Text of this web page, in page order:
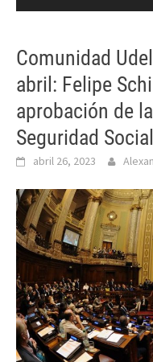
Comunidad
abril: Felipe
aprobación de
Seguridad Social
abril 26, 2023